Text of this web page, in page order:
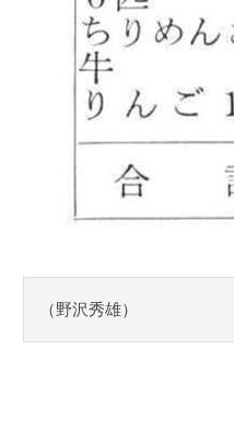
（野沢秀雄）